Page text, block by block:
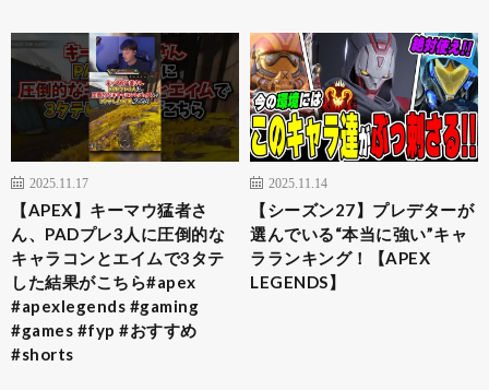
2025.11.17
【APEX】キーマウ猛者さ
ん、PADプレ3人に圧倒的な
キャラコンとエイムで3タテ
した結果がこちら#apex
#apexlegends #gaming
#games #fyp #おすすめ
#shorts
2025.11.14
【シーズン27】プレデターが
選んでいる“本当に強い”キャ
ラランキング！【APEX
LEGENDS】